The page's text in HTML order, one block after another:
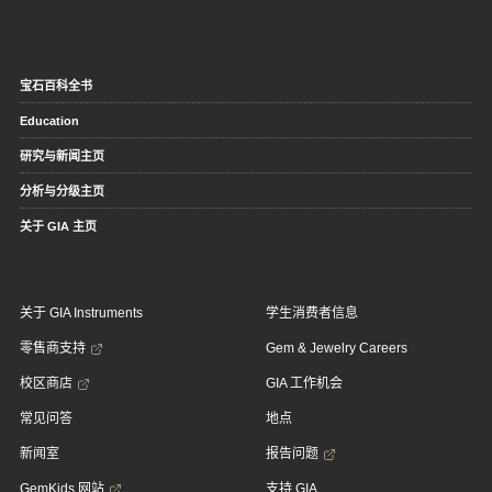
宝石百科全书
Education
研究与新闻主页
分析与分级主页
关于 GIA 主页
关于 GIA Instruments
零售商支持
校区商店
常见问答
新闻室
GemKids 网站
学生消费者信息
Gem & Jewelry Careers
GIA 工作机会
地点
报告问题
支持 GIA